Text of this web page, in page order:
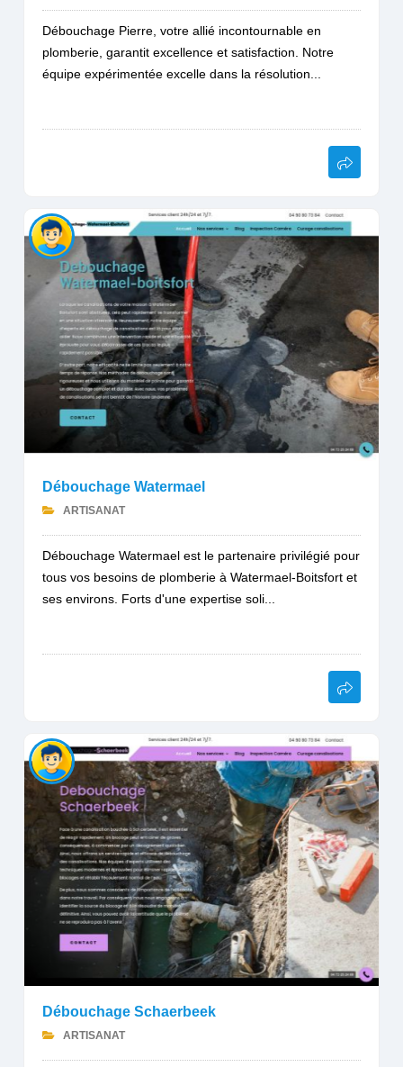
Débouchage Pierre, votre allié incontournable en
plomberie, garantit excellence et satisfaction. Notre
équipe expérimentée excelle dans la résolution...
Débouchage Watermael
ARTISANAT
Débouchage Watermael est le partenaire privilégié pour
tous vos besoins de plomberie à Watermael-Boitsfort et
ses environs. Forts d'une expertise soli...
Débouchage Schaerbeek
ARTISANAT